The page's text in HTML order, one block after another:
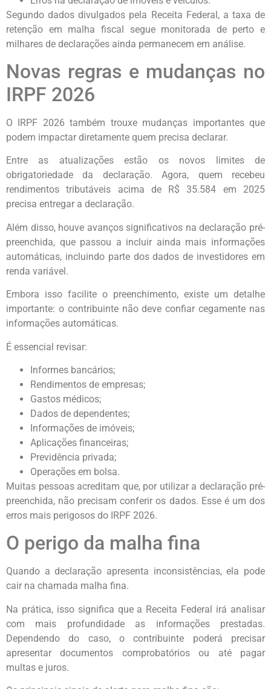
Segundo dados divulgados pela Receita Federal, a taxa de
retenção em malha fiscal segue monitorada de perto e
milhares de declarações ainda permanecem em análise.
Novas regras e mudanças no
IRPF 2026
O IRPF 2026 também trouxe mudanças importantes que
podem impactar diretamente quem precisa declarar.
Entre as atualizações estão os novos limites de
obrigatoriedade da declaração. Agora, quem recebeu
rendimentos tributáveis acima de R$ 35.584 em 2025
precisa entregar a declaração.
Além disso, houve avanços significativos na declaração pré-
preenchida, que passou a incluir ainda mais informações
automáticas, incluindo parte dos dados de investidores em
renda variável.
Embora isso facilite o preenchimento, existe um detalhe
importante: o contribuinte não deve confiar cegamente nas
informações automáticas.
É essencial revisar:
Informes bancários;
Rendimentos de empresas;
Gastos médicos;
Dados de dependentes;
Informações de imóveis;
Aplicações financeiras;
Previdência privada;
Operações em bolsa.
Muitas pessoas acreditam que, por utilizar a declaração pré-
preenchida, não precisam conferir os dados. Esse é um dos
erros mais perigosos do IRPF 2026.
O perigo da malha fina
Quando a declaração apresenta inconsistências, ela pode
cair na chamada malha fina.
Na prática, isso significa que a Receita Federal irá analisar
com mais profundidade as informações prestadas.
Dependendo do caso, o contribuinte poderá precisar
apresentar documentos comprobatórios ou até pagar
multas e juros.